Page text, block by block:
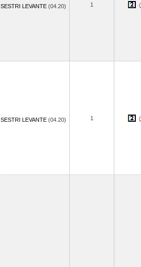
SESTRI LEVANTE (04.20) 1
SESTRI LEVANTE (04.20) 1